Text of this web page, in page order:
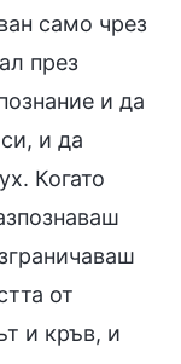
само чрез
през
и да
и да
Когато
от
и кръв, и